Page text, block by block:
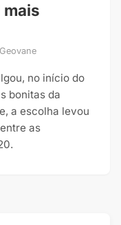
no início do
bonitas da
a escolha levou
as